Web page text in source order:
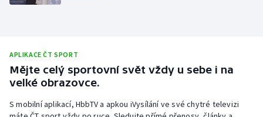
Rychlobruslení
Rychlostní kanoistika
APLIKACE ČT SPORT
Mějte celý sportovní svět vždy u sebe i na
velké obrazovce.
S mobilní aplikací, HbbTV a apkou iVysílání ve své chytré televizi